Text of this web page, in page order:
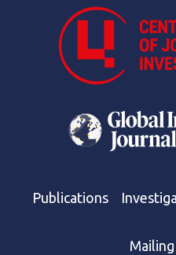
Publications